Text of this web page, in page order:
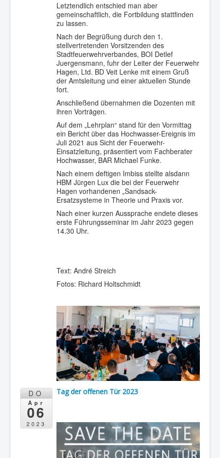
Letztendlich entschied man aber
gemeinschaftlich, die Fortbildung stattfinden
zu lassen.
Nach der Begrüßung durch den 1.
stellvertretenden Vorsitzenden des
Stadtfeuerwehrverbandes, BOI Detlef
Juergensmann, fuhr der Leiter der Feuerwehr
Hagen, Ltd. BD Veit Lenke mit einem Gruß
der Amtsleitung und einer aktuellen Stunde
fort.
Anschließend übernahmen die Dozenten mit
ihren Vorträgen.
Auf dem „Lehrplan“ stand für den Vormittag
ein Bericht über das Hochwasser-Ereignis im
Juli 2021 aus Sicht der Feuerwehr-
Einsatzleitung, präsentiert vom Fachberater
Hochwasser, BAR Michael Funke.
Nach einem deftigen Imbiss stellte alsdann
HBM Jürgen Lux die bei der Feuerwehr
Hagen vorhandenen „Sandsack-
Ersatzsysteme in Theorie und Praxis vor.
Nach einer kurzen Aussprache endete dieses
erste Führungsseminar im Jahr 2023 gegen
14.30 Uhr.
Text: André Streich
Fotos: Richard Holtschmidt
DO
Apr
06
2023
Tag der offenen Tür 2023